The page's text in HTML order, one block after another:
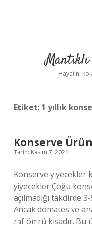
Hayatını
Etiket: 1 yıllık
Konserve
Tarih: Kasım 7, 2024
Konserve yiyecekler
yiyecekler Çoğu
açılmadığı takdirde
Ancak domates ve
raf ömrü kısadır.